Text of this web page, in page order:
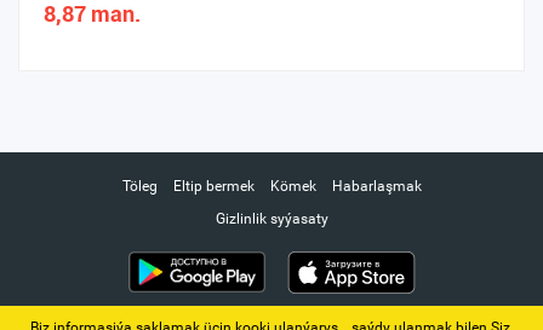
8,87 man.
Töleg Eltip bermek Kömek
Habarlaşmak
Gizlinlik syýasaty